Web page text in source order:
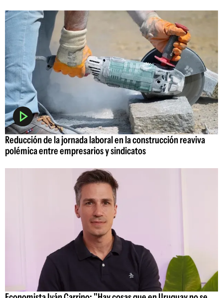
Reducción de la jornada laboral en la construcción reaviva
polémica entre empresarios y sindicatos